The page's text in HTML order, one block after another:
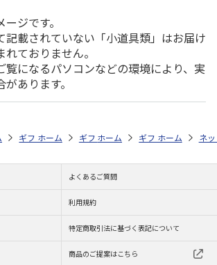
ジです。
記載されていない「小道具類」はお届け
ておりません。
覧になるパソコンなどの環境により、実
あります。
お中元・夏ギフト特集 2026 オリーブオイル・
ギフトストア お中元・夏ギフト特集 2026
ホーム ギフトストア お中元・夏ギフト
ホーム ギフトストア お
ホーム ネ
よくあるご質問
利用規約
特定商取引法に基づく表記について
商品のご提案はこちら